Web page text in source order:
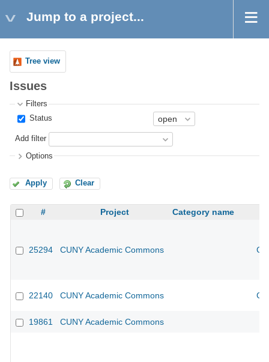
Jump to a project...
Tree view
Issues
Filters
Status
Add filter
Options
Apply Clear
# Project Category name
25294 CUNY Academic Commons
22140 CUNY Academic Commons
19861 CUNY Academic Commons